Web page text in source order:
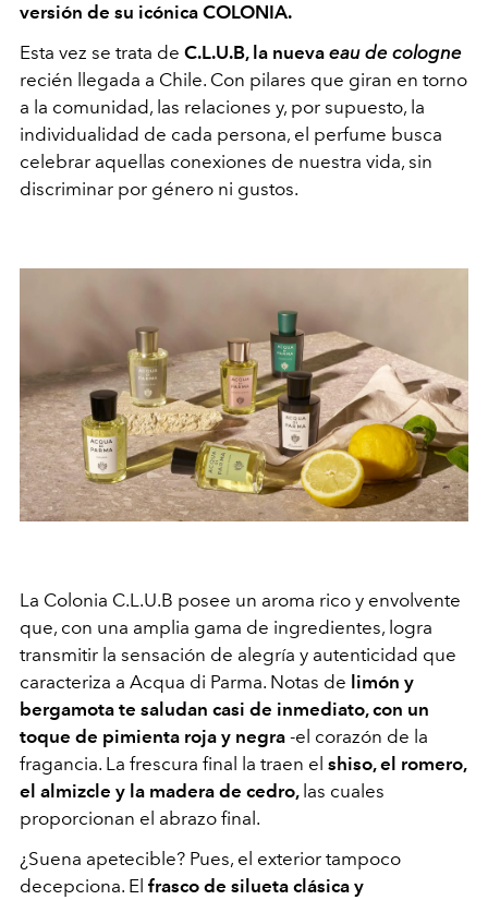
versión de su icónica COLONIA.
Esta vez se trata de C.L.U.B, la nueva eau de cologne
recién llegada a Chile. Con pilares que giran en torno
a la comunidad, las relaciones y, por supuesto, la
individualidad de cada persona, el perfume busca
celebrar aquellas conexiones de nuestra vida, sin
discriminar por género ni gustos.
La Colonia C.L.U.B posee un aroma rico y envolvente
que, con una amplia gama de ingredientes, logra
transmitir la sensación de alegría y autenticidad que
caracteriza a Acqua di Parma. Notas de limón y
bergamota te saludan casi de inmediato, con un
toque de pimienta roja y negra -el corazón de la
fragancia. La frescura final la traen el shiso, el romero,
el almizcle y la madera de cedro, las cuales
proporcionan el abrazo final.
¿Suena apetecible? Pues, el exterior tampoco
decepciona. El frasco de silueta clásica y